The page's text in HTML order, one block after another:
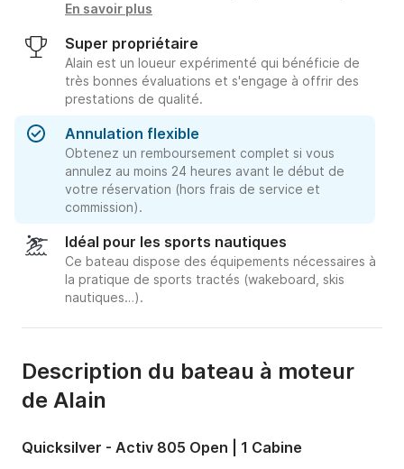
En savoir plus
Super propriétaire
Alain est un loueur expérimenté qui bénéficie de
très bonnes évaluations et s'engage à offrir des
prestations de qualité.
Annulation flexible
Obtenez un remboursement complet si vous
annulez au moins 24 heures avant le début de
votre réservation (hors frais de service et
commission).
Idéal pour les sports nautiques
Ce bateau dispose des équipements nécessaires à
la pratique de sports tractés (wakeboard, skis
nautiques…).
Description du bateau à moteur
de Alain
Quicksilver - Activ 805 Open | 1 Cabine